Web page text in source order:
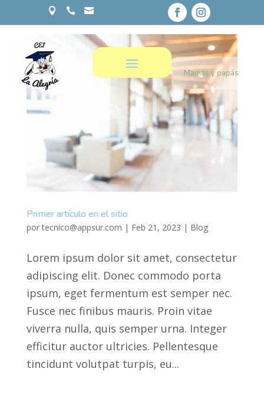
  
Mamás y papás
Primer artículo en el sitio
portecnico@appsur.com | Feb 21, 2023 | Blog
Lorem ipsum dolor sit amet, consectetur
adipiscing elit. Donec commodo porta
ipsum, eget fermentum est semper nec.
Fusce nec finibus mauris. Proin vitae
viverra nulla, quis semper urna. Integer
efficitur auctor ultricies. Pellentesque
tincidunt volutpat turpis, eu...